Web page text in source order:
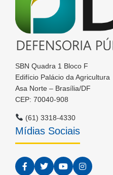
SBN Quadra 1 Bloco F
Edifício Palácio da Agricultura
Asa Norte – Brasília/DF
CEP: 70040-908
(61) 3318-4330
Mídias Sociais